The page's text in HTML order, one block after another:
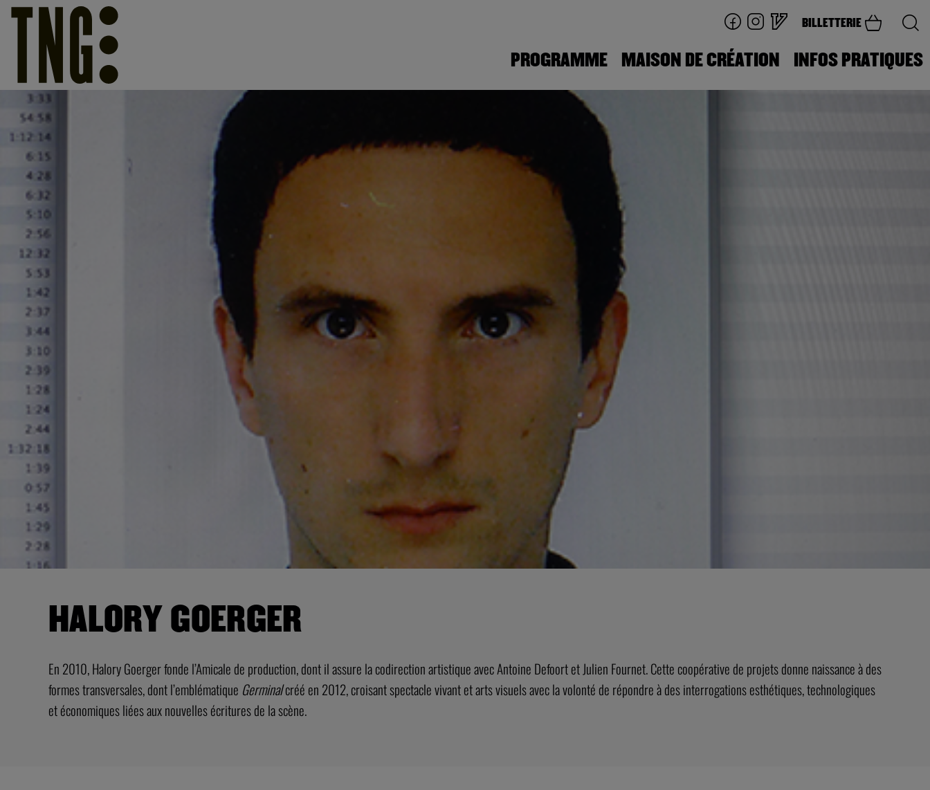
BILLETTERIE
PROGRAMME MAISON DE CRÉATION INFOS PRATIQUES
HALORY GOERGER
En 2010, Halory Goerger fonde l’Amicale de production, dont il assure la codirection artistique avec Antoine Defoort et Julien Fournet. Cette coopérative de projets donne naissance à des
formes transversales, dont l’emblématique Germinalcréé en 2012, croisant spectacle vivant et arts visuels avec la volonté de répondre à des interrogations esthétiques, technologiques
et économiques liées aux nouvelles écritures de la scène.